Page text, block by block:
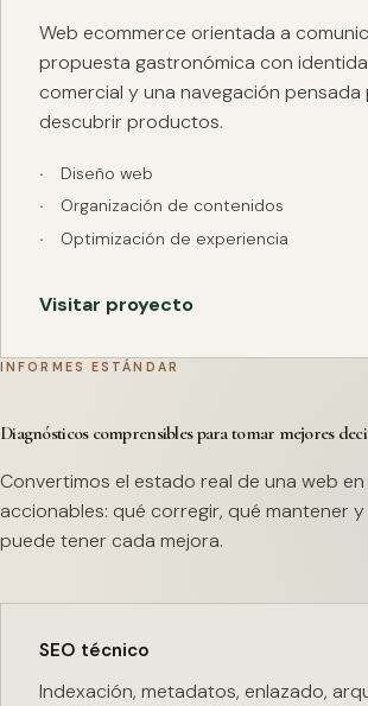
Web ecommerce orientada a
propuesta gastronómica con
comercial y una navegación pensada
descubrir productos.
Diseño web
Organización de contenidos
Optimización de experiencia
Visitar proyecto
INFORMES ESTÁNDAR
Diagnósticos comprensibles para tomar mejores
Convertimos el estado real de una web
accionables: qué corregir, qué mantener
puede tener cada mejora.
SEO técnico
Indexación, metadatos, enlazado,